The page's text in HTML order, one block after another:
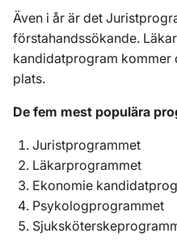
Även i år är det
förstahandssökande.
kandidatprogram kommer
plats.
De fem mest populära
Juristprogrammet
Läkarprogrammet
Ekonomie
Psykologprogrammet